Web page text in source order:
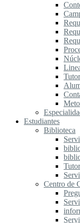
Estudiantes
Biblioteca
Centro de